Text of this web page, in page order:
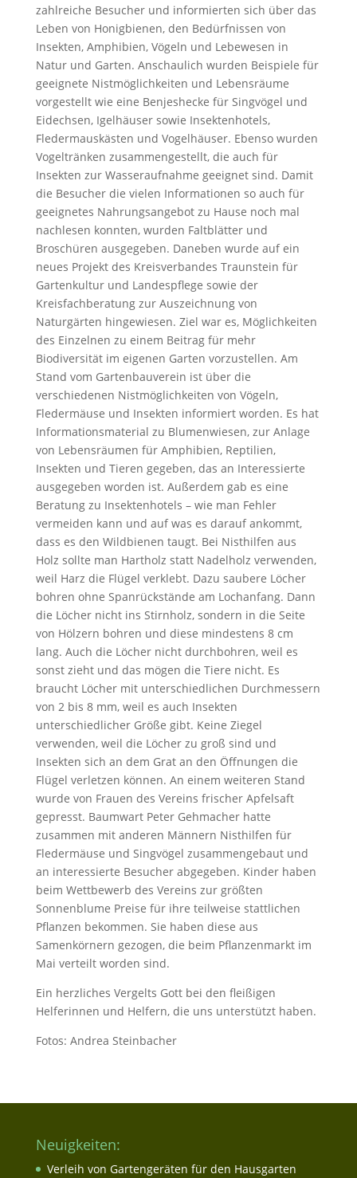
zahlreiche Besucher und informierten sich über das
Leben von Honigbienen, den Bedürfnissen von
Insekten, Amphibien, Vögeln und Lebewesen in
Natur und Garten. Anschaulich wurden Beispiele für
geeignete Nistmöglichkeiten und Lebensräume
vorgestellt wie eine Benjeshecke für Singvögel und
Eidechsen, Igelhäuser sowie Insektenhotels,
Fledermauskästen und Vogelhäuser. Ebenso wurden
Vogeltränken zusammengestellt, die auch für
Insekten zur Wasseraufnahme geeignet sind. Damit
die Besucher die vielen Informationen so auch für
geeignetes Nahrungsangebot zu Hause noch mal
nachlesen konnten, wurden Faltblätter und
Broschüren ausgegeben. Daneben wurde auf ein
neues Projekt des Kreisverbandes Traunstein für
Gartenkultur und Landespflege sowie der
Kreisfachberatung zur Auszeichnung von
Naturgärten hingewiesen. Ziel war es, Möglichkeiten
des Einzelnen zu einem Beitrag für mehr
Biodiversität im eigenen Garten vorzustellen. Am
Stand vom Gartenbauverein ist über die
verschiedenen Nistmöglichkeiten von Vögeln,
Fledermäuse und Insekten informiert worden. Es hat
Informationsmaterial zu Blumenwiesen, zur Anlage
von Lebensräumen für Amphibien, Reptilien,
Insekten und Tieren gegeben, das an Interessierte
ausgegeben worden ist. Außerdem gab es eine
Beratung zu Insektenhotels – wie man Fehler
vermeiden kann und auf was es darauf ankommt,
dass es den Wildbienen taugt. Bei Nisthilfen aus
Holz sollte man Hartholz statt Nadelholz verwenden,
weil Harz die Flügel verklebt. Dazu saubere Löcher
bohren ohne Spanrückstände am Lochanfang. Dann
die Löcher nicht ins Stirnholz, sondern in die Seite
von Hölzern bohren und diese mindestens 8 cm
lang. Auch die Löcher nicht durchbohren, weil es
sonst zieht und das mögen die Tiere nicht. Es
braucht Löcher mit unterschiedlichen Durchmessern
von 2 bis 8 mm, weil es auch Insekten
unterschiedlicher Größe gibt. Keine Ziegel
verwenden, weil die Löcher zu groß sind und
Insekten sich an dem Grat an den Öffnungen die
Flügel verletzen können. An einem weiteren Stand
wurde von Frauen des Vereins frischer Apfelsaft
gepresst. Baumwart Peter Gehmacher hatte
zusammen mit anderen Männern Nisthilfen für
Fledermäuse und Singvögel zusammengebaut und
an interessierte Besucher abgegeben. Kinder haben
beim Wettbewerb des Vereins zur größten
Sonnenblume Preise für ihre teilweise stattlichen
Pflanzen bekommen. Sie haben diese aus
Samenkörnern gezogen, die beim Pflanzenmarkt im
Mai verteilt worden sind.
Ein herzliches Vergelts Gott bei den fleißigen
Helferinnen und Helfern, die uns unterstützt haben.
Fotos: Andrea Steinbacher
Neuigkeiten:
Verleih von Gartengeräten für den Hausgarten